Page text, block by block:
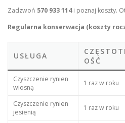
Zadzwoń 570 933 114i poznaj koszty.
Regularna konserwacja (koszty
USŁUGA
OŚĆ
Czyszczenie rynien
wiosną
1 raz w roku
Czyszczenie rynien
jesienią
1 raz w roku